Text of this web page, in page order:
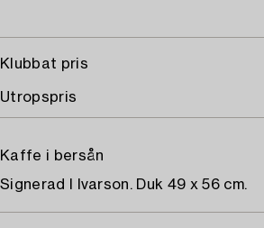
Klubbat pris
Utropspris
Kaffe i bersån
Signerad I Ivarson. Duk 49 x 56 cm.